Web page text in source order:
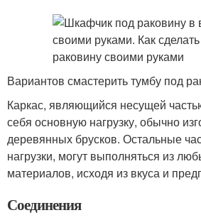
Вариантов смастерить тумбу под
Каркас, являющийся несущей
себя основную нагрузку, обычно
деревянных брусков. Остальные
нагрузки, могут выполняться из
материалов, исходя из вкуса и
Соединения